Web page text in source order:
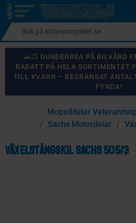
Meny
🚗💥 DUNDERREA PÅ BILVÅRD
RABATT PÅ HELA SORTIMENTET
TILL KVARN – BEGRÄNSAT
FYNDA!
KANSKE NÅGON AV DESSA
Mopeddelar
Sachs Motordelar
Växelstångskil Sachs 505/3